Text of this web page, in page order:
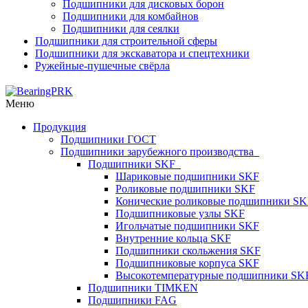
Подшипники для дисковых борон
Подшипники для комбайнов
Подшипники для сеялки
Подшипники для строительной сферы
Подшипники для экскаватора и спецтехники
Ружейные-пушечные свёрла
Меню
Продукция
Подшипники ГОСТ
Подшипники зарубежного производства
Подшипники SKF
Шариковые подшипники SKF
Роликовые подшипники SKF
Конические роликовые подшипники
Подшипниковые узлы SKF
Игольчатые подшипники SKF
Внутренние кольца SKF
Подшипники скольжения SKF
Подшипниковые корпуса SKF
Высокотемпературные подшипники
Подшипники TIMKEN
Подшипники FAG